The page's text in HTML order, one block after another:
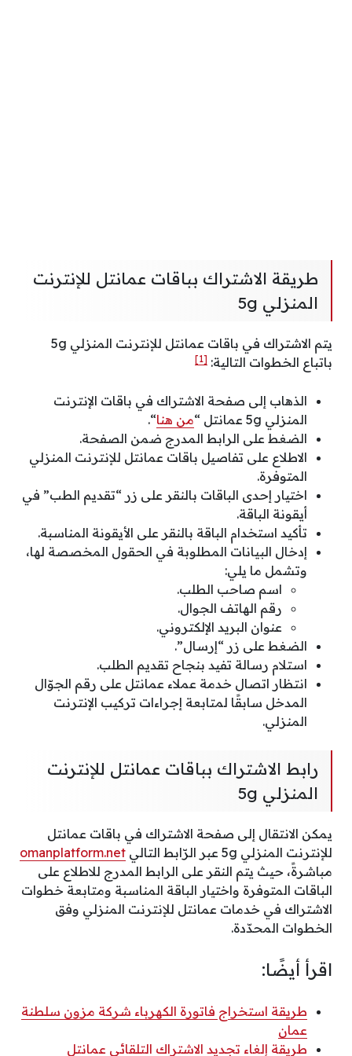
طريقة الاشتراك بباقات عمانتل للإنترنت
المنزلي 5g
يتم الاشتراك في باقات عمانتل للإنترنت المنزلي 5g
باتباع الخطوات التالية: [1]
الذهاب إلى صفحة الاشتراك في باقات الإنترنت
المنزلي 5g عمانتل “
من هنا“.
الضغط على الرابط المدرج ضمن الصفحة.
الاطلاع على تفاصيل باقات عمانتل للإنترنت المنزلي
المتوفرة.
اختيار إحدى الباقات بالنقر على زر “تقديم الطب” في
أيقونة الباقة.
تأكيد استخدام الباقة بالنقر على الأيقونة المناسبة.
إدخال البيانات المطلوبة في الحقول المخصصة لها،
وتشمل ما يلي:
اسم صاحب الطلب.
رقم الهاتف الجوال.
عنوان البريد الإلكتروني.
الضغط على زر “إرسال”.
استلام رسالة تفيد بنجاح تقديم الطلب.
انتظار اتصال خدمة عملاء عمانتل على رقم الجوّال
المدخل سابقًا لمتابعة إجراءات تركيب الإنترنت
المنزلي.
رابط الاشتراك بباقات عمانتل للإنترنت
المنزلي 5g
يمكن الانتقال إلى صفحة الاشتراك في باقات عمانتل
للإنترنت المنزلي 5g عبر الرّابط التالي
omanplatform.net
مباشرةً، حيث يتم النقر على الرابط المدرج للاطلاع على
الباقات المتوفرة واختيار الباقة المناسبة ومتابعة خطوات
الاشتراك في خدمات عمانتل للإنترنت المنزلي وفق
الخطوات المحدّدة.
اقرأ أيضًا:
طريقة استخراج فاتورة الكهرباء شركة مزون سلطنة
عمان
طريقة إلغاء تجديد الاشتراك التلقائي عمانتل